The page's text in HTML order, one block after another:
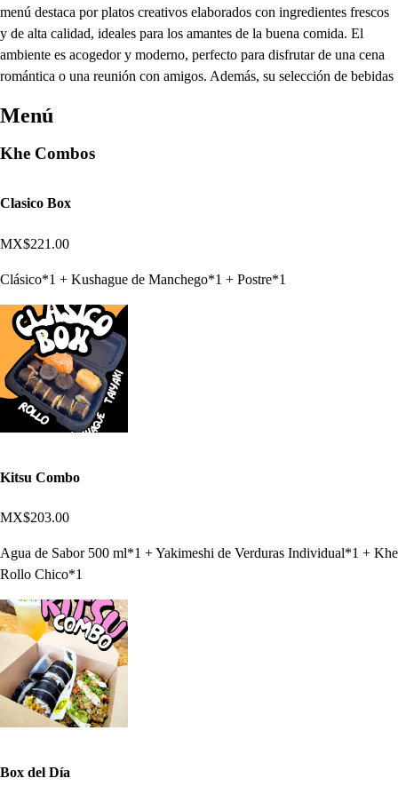
menú destaca por platos creativos elaborados con ingredientes frescos
y de alta calidad, ideales para los amantes de la buena comida. El
ambiente es acogedor y moderno, perfecto para disfrutar de una cena
romántica o una reunión con amigos. Además, su selección de bebidas
Menú
Khe Combos
Clasico Box
MX$221.00
Clásico*1 + Kushague de Manchego*1 + Postre*1
Kitsu Combo
MX$203.00
Agua de Sabor 500 ml*1 + Yakimeshi de Verduras Individual*1 + Khe
Rollo Chico*1
Box del Día